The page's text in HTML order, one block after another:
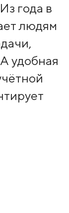
года в
людям
удобная